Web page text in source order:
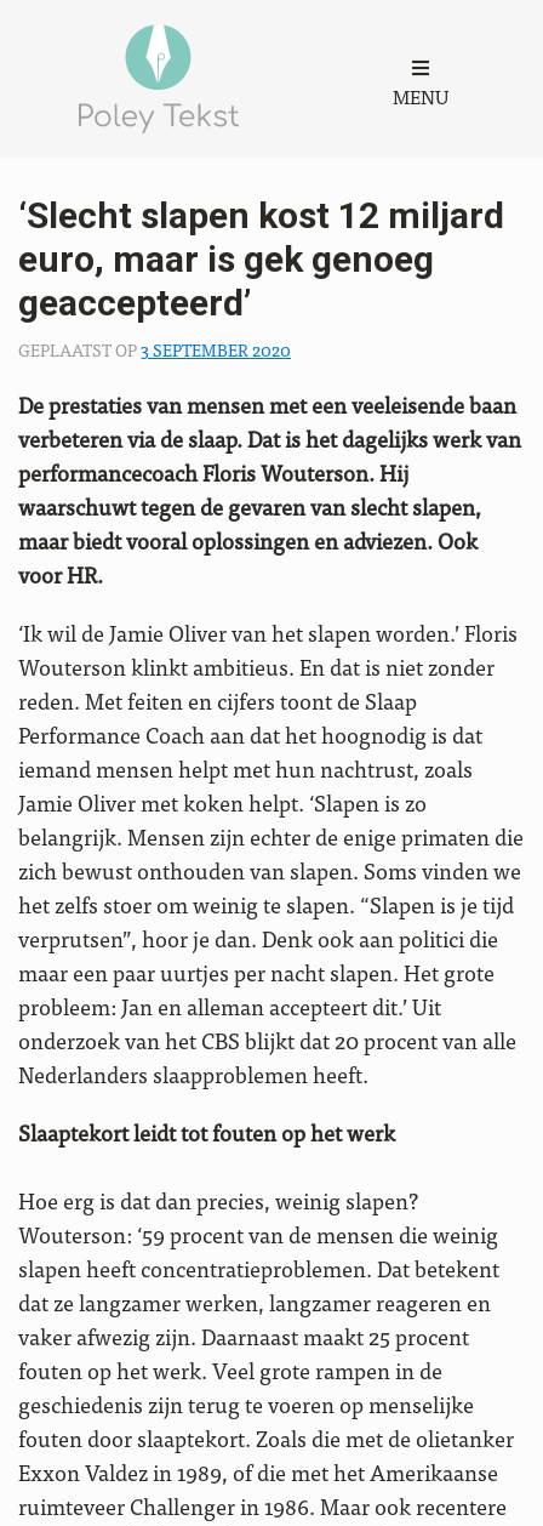
MENU
‘Slecht slapen kost 12 miljard
euro, maar is gek genoeg
geaccepteerd’
GEPLAATST OP3 SEPTEMBER 2020
De prestaties van mensen met een veeleisende baan
verbeteren via de slaap. Dat is het dagelijks werk van
performancecoach Floris Wouterson. Hij
waarschuwt tegen de gevaren van slecht slapen,
maar biedt vooral oplossingen en adviezen. Ook
voor HR.
‘Ik wil de Jamie Oliver van het slapen worden.’ Floris
Wouterson klinkt ambitieus. En dat is niet zonder
reden. Met feiten en cijfers toont de Slaap
Performance Coach aan dat het hoognodig is dat
iemand mensen helpt met hun nachtrust, zoals
Jamie Oliver met koken helpt. ‘Slapen is zo
belangrijk. Mensen zijn echter de enige primaten die
zich bewust onthouden van slapen. Soms vinden we
het zelfs stoer om weinig te slapen. “Slapen is je tijd
verprutsen”, hoor je dan. Denk ook aan politici die
maar een paar uurtjes per nacht slapen. Het grote
probleem: Jan en alleman accepteert dit.’ Uit
onderzoek van het CBS blijkt dat 20 procent van alle
Nederlanders slaapproblemen heeft.
Slaaptekort leidt tot fouten op het werk
Hoe erg is dat dan precies, weinig slapen?
Wouterson: ‘59 procent van de mensen die weinig
slapen heeft concentratieproblemen. Dat betekent
dat ze langzamer werken, langzamer reageren en
vaker afwezig zijn. Daarnaast maakt 25 procent
fouten op het werk. Veel grote rampen in de
geschiedenis zijn terug te voeren op menselijke
fouten door slaaptekort. Zoals die met de olietanker
Exxon Valdez in 1989, of die met het Amerikaanse
ruimteveer Challenger in 1986. Maar ook recentere